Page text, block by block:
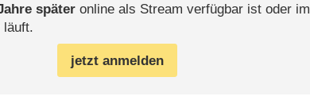
späteronline als Stream verfügbar ist oder im
läuft.
jetzt anmelden